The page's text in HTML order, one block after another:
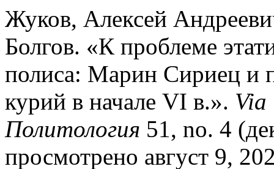
Жуков, Алексей
Болгов. «К проблеме
полиса: Марин Сириец и
курий в начале VI в.». Via
Политология 51, no. 4
просмотрено август 9,